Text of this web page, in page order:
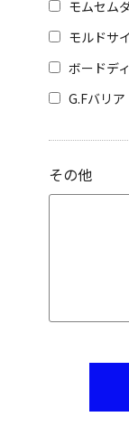
モムセム
モルドサ
ボードデ
G.Fバリア
その他